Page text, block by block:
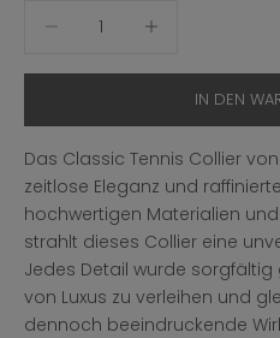
IN DEN
Das Classic Tennis Collier
zeitlose Eleganz und
hochwertigen Materialien
strahlt dieses Collier eine
Jedes Detail wurde
von Luxus zu verleihen und
dennoch beeindruckende